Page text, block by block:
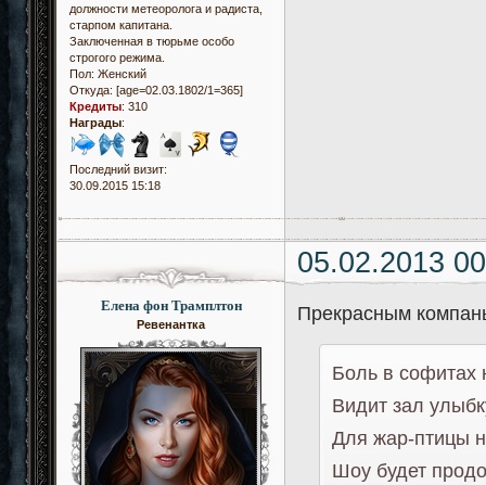
должности метеоролога и радиста,
старпом капитана.
Заключенная в тюрьме особо
строгого режима.
Пол: Женский
Откуда: [age=02.03.1802/1=365]
Кредиты: 310
Награды:
Последний визит:
30.09.2015 15:18
05.02.2013
Елена фон Трамплтон
Ревенантка
Прекрасным
Боль в софитах
Видит зал
Для жар-птицы
Шоу будет